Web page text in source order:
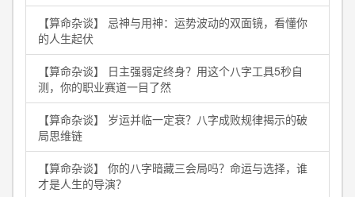
【算命杂谈】 忌神与用神：运势波动的双面镜，看懂你
的人生起伏
【算命杂谈】 日主强弱定终身？用这个八字工具5秒自
测，你的职业赛道一目了然
【算命杂谈】 岁运并临一定衰？八字成败规律揭示的破
局思维链
【算命杂谈】 你的八字暗藏三会局吗？命运与选择，谁
才是人生的导演？